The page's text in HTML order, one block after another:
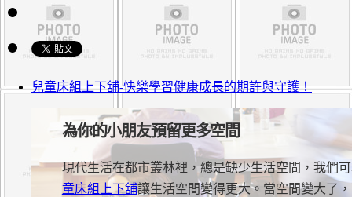
兒童床組上下舖-快樂學習健康成長的期許與守護！
為你的小朋友預留更多空間
現代生活在都市叢林裡，總是缺少生活空間，我們
童床組上下舖讓生活空間變得更大。當空間變大了